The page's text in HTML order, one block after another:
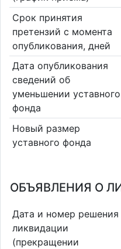
Срок принятия
претензий с момента
опубликования, дней
Дата опубликования
сведений об
уменьшении уставного
фонда
Новый размер
уставного фонда
ОБЪЯВЛЕНИЯ О
Дата и номер решения
ликвидации
(прекращении